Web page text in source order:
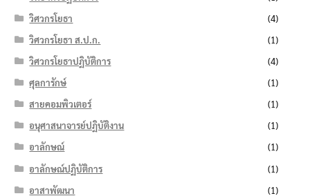
วิศวกรโยธา
(4)
วิศวกรโยธา ส.ป.ก.
(1)
วิศวกรโยธาปฏิบัติการ
(4)
ศุลการักษ์
(1)
สายคอมพิวเตอร์
(1)
อนุศาสนาจารย์ปฏิบัติงาน
(1)
อาลักษณ์
(1)
อาลักษณ์ปฏิบัติการ
(1)
อาสาพัฒนา
(1)